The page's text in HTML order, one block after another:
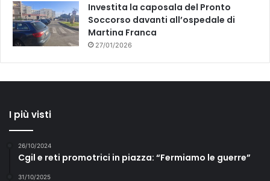
Investita la caposala del Pronto
Soccorso davanti all’ospedale di
Martina Franca
27/01/2026
I più visti
26/10/2024
Cgil e reti promotrici in piazza: “Fermiamo le guerre”
31/10/2025